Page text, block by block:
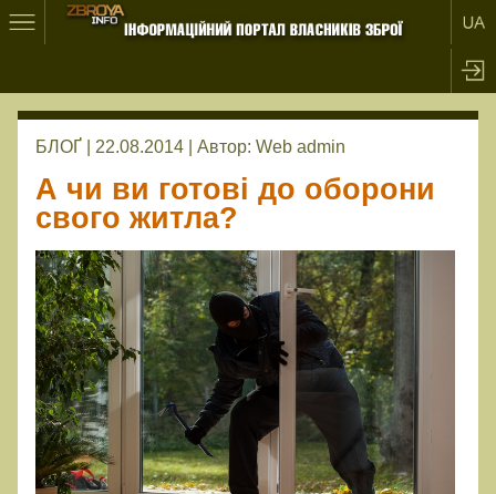
БЛОҐ | 22.08.2014 | Автор: Web admin
А чи ви готові до оборони
свого житла?